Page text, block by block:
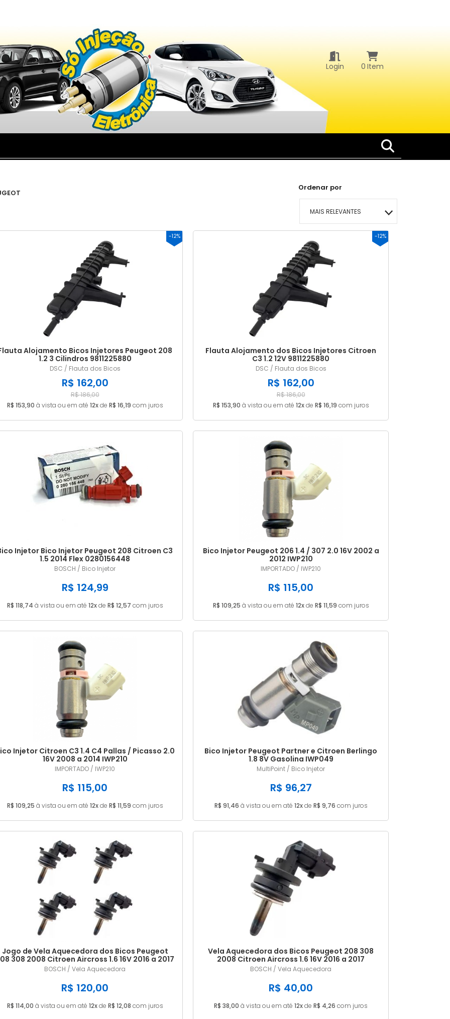
Login 0 Item
Ordenar por
MAIS RELEVANTES
MENOR PREÇO
MAIOR PREÇO
-12%
Alojamento Bicos Injetores Peugeot 208
1.2 3 Cilindros 9811225880
DSC / Flauta dos Bicos
R$ 162,00
R$ 186,00
R$ 153,90 à vista ou em até 12xde R$ 16,19 com juros
-12%
Flauta Alojamento dos Bicos Injetores Citroen
C3 1.2 12V 9811225880
DSC / Flauta dos Bicos
R$ 162,00
R$ 186,00
R$ 153,90 à vista ou em até 12xde R$ 16,19 com juros
Injetor Bico Injetor Peugeot 208 Citroen C3
1.5 2014 Flex 0280156448
BOSCH / Bico Injetor
R$ 124,99
R$ 118,74 à vista ou em até 12xde R$ 12,57 com juros
Bico Injetor Peugeot 206 1.4 / 307 2.0 16V 2002 a
2012 IWP210
IMPORTADO / IWP210
R$ 115,00
R$ 109,25 à vista ou em até 12xde R$ 11,59 com juros
Injetor Citroen C3 1.4 C4 Pallas / Picasso 2.0
16V 2008 a 2014 IWP210
IMPORTADO / IWP210
R$ 115,00
R$ 109,25 à vista ou em até 12xde R$ 11,59 com juros
Bico Injetor Peugeot Partner e Citroen Berlingo
1.8 8V Gasolina IWP049
MultiPoint / Bico Injetor
R$ 96,27
R$ 91,46 à vista ou em até 12xde R$ 9,76 com juros
Jogo de Vela Aquecedora dos Bicos Peugeot
308 2008 Citroen Aircross 1.6 16V 2016 a 2017
9808428680
BOSCH / Vela Aquecedora
R$ 120,00
R$ 114,00 à vista ou em até 12xde R$ 12,08 com juros
Vela Aquecedora dos Bicos Peugeot 208 308
2008 Citroen Aircross 1.6 16V 2016 a 2017
F000KV1386
BOSCH / Vela Aquecedora
R$ 40,00
R$ 38,00 à vista ou em até 12xde R$ 4,26 com juros